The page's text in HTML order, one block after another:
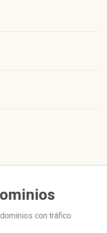
con tráfico